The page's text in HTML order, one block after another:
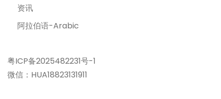
资讯
阿拉伯语-Arabic
粤ICP备2025482231号-1
微信：HUA18823131911